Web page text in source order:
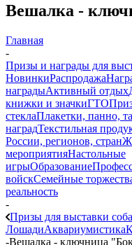
Вешалка -
Главная
-
Призы и награды для
НовинкиРаспродажа
наградыАктивный отдых
книжки и значкиГТО
стеклаПлакетки, панно,
наградТекстильная
России, регионов, стран
мероприятияНастольные
игрыОбразование
войскСемейные
реальность
-
Призы для выставки
ЛошадиАквариумистика
-Вешалка - ключница